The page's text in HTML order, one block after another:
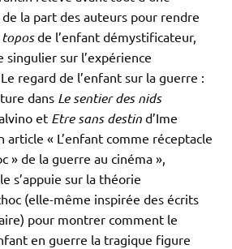
la part des auteurs pour rendre
toposde l’enfant démystificateur,
sur l’expérience
regard de l’enfant sur la guerre :
dans Le sentier des nids
et Etre sans destin d’Ime
article « L’enfant comme réceptacle
» de la guerre au cinéma »,
s’appuie sur la théorie
(elle-même inspirée des écrits
pour montrer comment le
en guerre la tragique figure